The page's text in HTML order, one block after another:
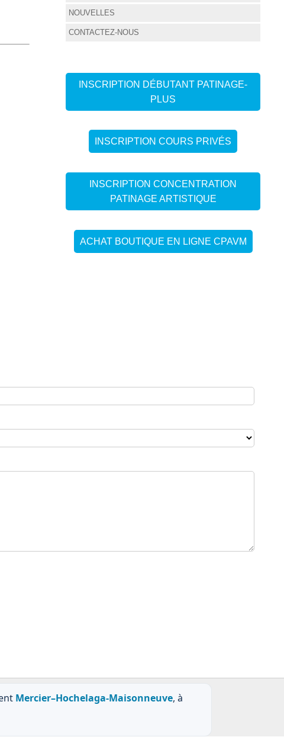
NOUVELLES
CONTACTEZ-NOUS
INSCRIPTION DÉBUTANT PATINAGE-
PLUS
INSCRIPTION COURS PRIVÉS
INSCRIPTION CONCENTRATION
PATINAGE ARTISTIQUE
ACHAT BOUTIQUE EN LIGNE CPAVM
Mercier–Hochelaga-Maisonneuve, à